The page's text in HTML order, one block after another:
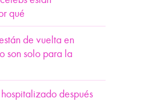
qué
de vuelta en
son solo para la
después